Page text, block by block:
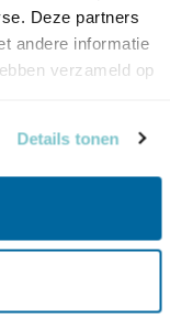
Deze partners
andere informatie
verzameld op
Details tonen